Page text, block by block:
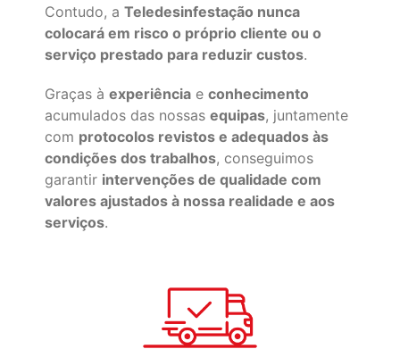
Contudo, a Teledesinfestação nunca
colocará em risco o próprio cliente ou o
serviço prestado para reduzir custos.
Graças à experiência e conhecimento
acumulados das nossas equipas, juntamente
com protocolos revistos e adequados às
condições dos trabalhos, conseguimos
garantir intervenções de qualidade com
valores ajustados à nossa realidade e aos
serviços.